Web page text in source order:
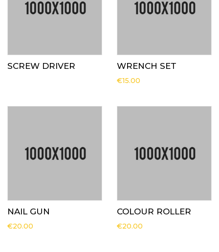
SCREW DRIVER WRENCH SET
€15.00
NAIL GUN
€20.00
COLOUR ROLLER
€20.00